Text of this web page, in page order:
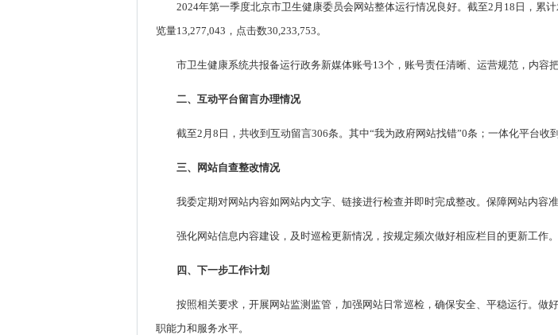
2024年第一季度北京市卫生健康委员会网站整体运行情况良好。截至2月18日，累
览量13,277,043，点击数30,233,753。
市卫生健康系统共报备运行政务新媒体账号13个，账号责任清晰、运营规范，内容
二、互动平台留言办理情况
截至2月8日，共收到互动留言306条。其中“我为政府网站找错”0条；一体化平台收
三、网站自查整改情况
我委定期对网站内容如网站内文字、链接进行检查并即时完成整改。保障网站内容
强化网站信息内容建设，及时巡检更新情况，按规定频次做好相应栏目的更新工作。
四、下一步工作计划
按照相关要求，开展网站监测监管，加强网站日常巡检，确保安全、平稳运行。
职能力和服务水平。